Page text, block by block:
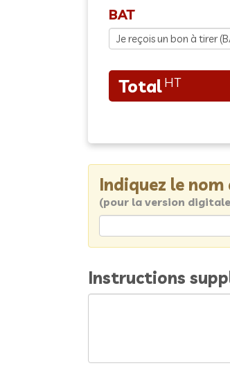
BAT
Indiquez le
(pour la version
Instructions